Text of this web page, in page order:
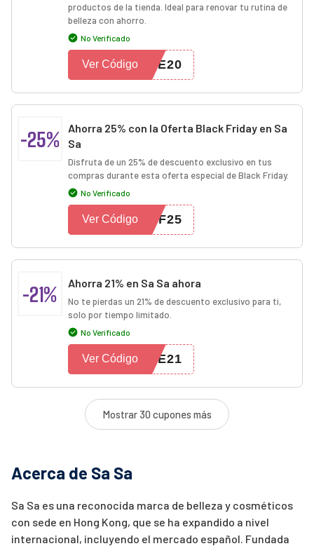
productos de la tienda. Ideal para renovar tu rutina de
belleza con ahorro.
No Verificado
VE20
Ver Código
-25%
Ahorra 25% con la Oferta Black Friday en Sa
Sa
Disfruta de un 25% de descuento exclusivo en tus
compras durante esta oferta especial de Black Friday.
No Verificado
BF25
Ver Código
-21% Ahorra 21% en Sa Sa ahora
No te pierdas un 21% de descuento exclusivo para ti,
solo por tiempo limitado.
No Verificado
VE21
Ver Código
Mostrar 30 cupones más
Acerca de Sa Sa
Sa Sa es una reconocida marca de belleza y cosméticos
con sede en Hong Kong, que se ha expandido a nivel
internacional, incluyendo el mercado español. Fundada